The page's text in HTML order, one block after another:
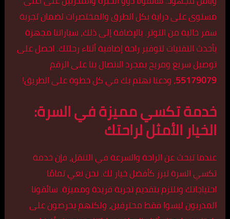
مستوى على دراية بكل الطرق والمختصرات لضمان تجربة
سفر خالية من التوتر. بالإضافة إلى ذلك، سياراتنا مجهزة
بأحدث التقنيات لتوفير راحة إضافية أثناء رحلتك. احصل على
توصيل سريع ومريح بمجرد الاتصال بنا على الرقم
55179079، ودعنا نهتم بك في كل خطوة على الطريق!
خدمة تكسي مميزة في السرة:
الخيار الأمثل لراحتك
عندما تبحث عن الراحة والسرعة في التنقل، فإن خدمة
تكسي السرةتبرز كأفضل خيار لك. نحن نعي تمامًا
احتياجاتك ونلتزم بتقديم تجربة فريدة ومميزة. سائقونا
المدربون ليسوا فقط محترفين، ولكنهم يحرصون على